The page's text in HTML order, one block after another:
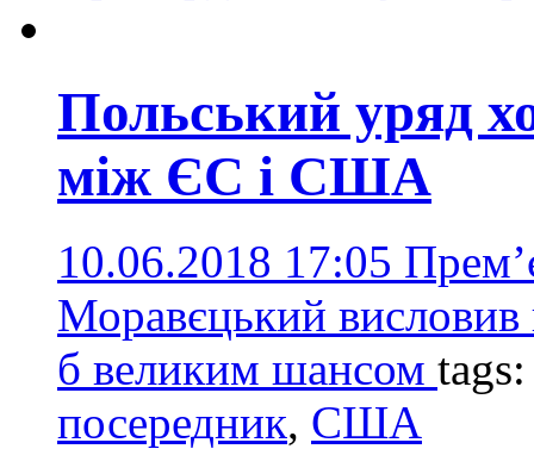
Польський уряд
між ЄС і США
10.06.2018 17:05
Моравєцький
б великим шансом
посередник, США